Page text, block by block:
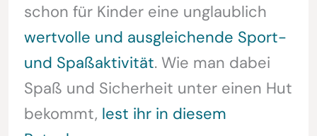
schon für Kinder eine unglaublich
wertvolle und ausgleichende Sport-
und Spaßaktivität. Wie man dabei
Spaß und Sicherheit unter einen Hut
bekommt, lest ihr in diesem